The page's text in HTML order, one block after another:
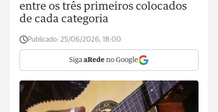
entre os três primeiros colocados
de cada categoria
Publicado: 25/06/2026, 18:00
Siga aRede no Google